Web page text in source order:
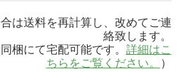
は送料を再計算し、改めてご連
絡致します。
梱にて宅配可能です。 詳細はこ
ちらをご覧ください。
）